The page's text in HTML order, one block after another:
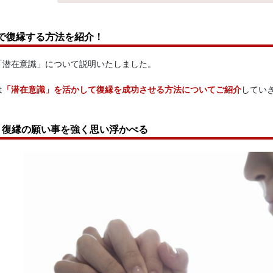
復縁する方法を紹介！
在意識」について説明いたしました。
「潜在意識」を活かして復縁を成功させる方法についてご紹介してい
縁の願い事を強く思い浮かべる